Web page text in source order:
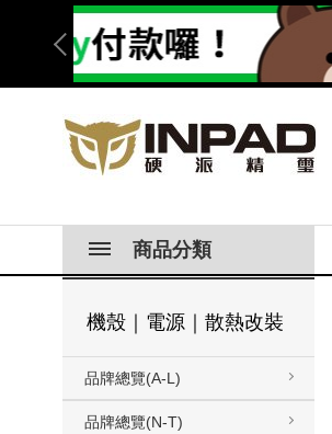
商品分類
機殼｜電源｜散熱改裝
品牌總覽(A-L)
品牌總覽(N-T)